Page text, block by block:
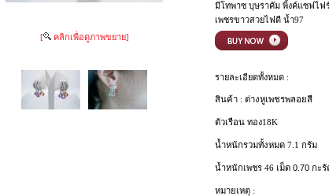
[ คลิกเพื่อดูภาพขยาย]
มีโทพาซ บุษราคัม พิ้งค์แซฟไฟ
เพชรขาวสวยไฟดี น้ำ97
รายละเอียดทั้งหมด :
สินค้า : ต่างหูเพชรพลอยสี
ตัวเรือน ทอง18K
น้ำหนักรวมทั้งหมด 7.1 กรัม
น้ำหนักเพชร 46 เม็ด 0.70 กะ
หมายเหตุ :